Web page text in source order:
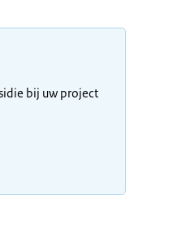
bij uw project